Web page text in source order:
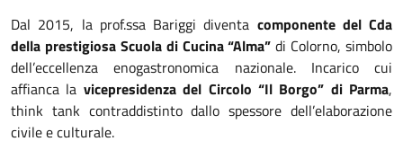
Dal 2015, la prof.ssa Bariggi diventa componente del Cda
della prestigiosa Scuola di Cucina “Alma”di Colorno, simbolo
dell’eccellenza enogastronomica nazionale. Incarico cui
affianca la vicepresidenza del Circolo “Il Borgo” di Parma,
think tank contraddistinto dallo spessore dell’elaborazione
civile e culturale.